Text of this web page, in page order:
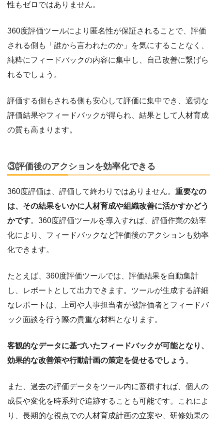
性もゼロではありません。
360度評価ツールにより匿名性が保証されることで、評価
される側も「誰から言われたのか」を気にすることなく、
純粋にフィードバックの内容に集中し、自己改善に繋げら
れるでしょう。
評価する側もされる側も安心して評価に集中でき、適切な
評価結果やフィードバックが得られ、結果として人材育成
の質も高まります。
③評価後のアクションを効率化できる
360度評価は、評価して終わりではありません。 重要なの
は、その結果をいかに人材育成や組織改善に活かすかどう
かです。360度評価ツールを導入すれば、評価作業の効率
化により、フィードバックなど評価後のアクションも効率
化できます。
たとえば、360度評価ツールでは、評価結果を自動集計
し、レポートとして出力できます。ツールが生成する詳細
なレポートは、上司や人事担当者が被評価者とフィードバ
ック面談を行う際の貴重な材料となります。
客観的なデータに基づいたフィードバックが可能となり、
効果的な改善策や行動計画の策定を促せるでしょう 。
また、過去の評価データをツール内に蓄積すれば、個人の
成長や変化を時系列で追跡することも可能です。これによ
り、長期的な視点での人材育成計画の立案や、研修効果の